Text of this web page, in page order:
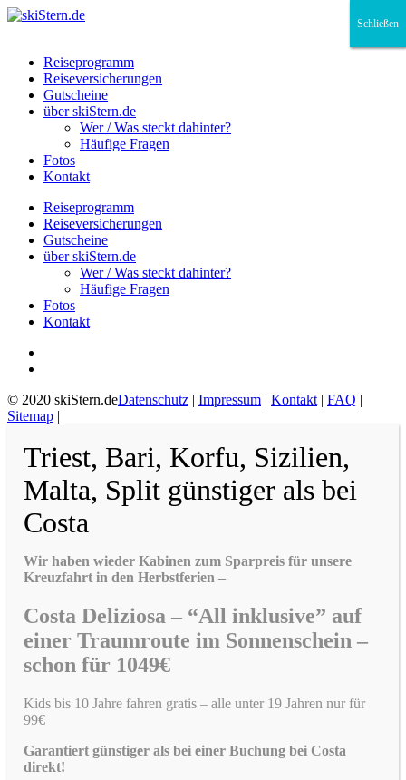
Reiseprogramm
Reiseversicherungen
Gutscheine
über skiStern.de
Wer / Was steckt dahinter?
Häufige Fragen
Fotos
Kontakt
Reiseprogramm
Reiseversicherungen
Gutscheine
über skiStern.de
Wer / Was steckt dahinter?
Häufige Fragen
Fotos
Kontakt
© 2020 skiStern.deDatenschutz | Impressum | Kontakt | FAQ |
Sitemap |
Triest, Bari, Korfu, Sizilien,
Malta, Split günstiger als bei
Costa
Wir haben wieder Kabinen zum Sparpreis für unsere
Kreuzfahrt in den Herbstferien –
Costa Deliziosa – “All inklusive” auf
einer Traumroute im Sonnenschein –
schon für 1049€
Kids bis 10 Jahre fahren gratis – alle unter 19 Jahren nur für
99€
Garantiert günstiger als bei einer Buchung bei Costa
direkt!
Schließen
Schließen
Schließen